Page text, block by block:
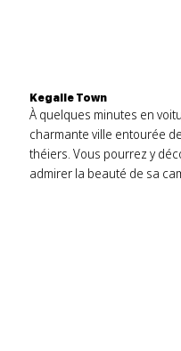
Kegalle Town
À quelques minutes en
charmante ville entourée
théiers. Vous pourrez y
admirer la beauté de sa